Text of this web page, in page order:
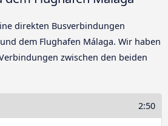
direkten Busverbindungen
dem Flughafen Málaga. Wir haben
zwischen den beiden
2:50